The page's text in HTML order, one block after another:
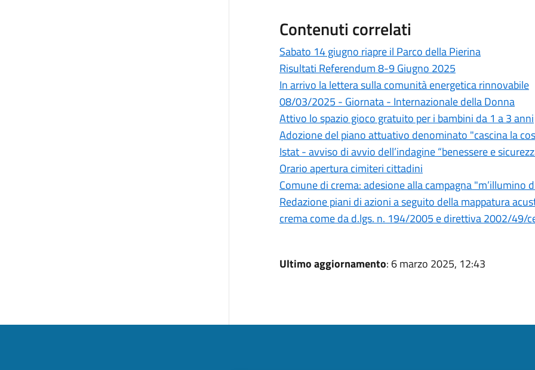
Contenuti correlati
Sabato 14 giugno riapre il Parco della Pierina
Risultati Referendum 8-9 Giugno 2025
In arrivo la lettera sulla comunità energetica rinnovabile
08/03/2025 - Giornata - Internazionale della Donna
Attivo lo spazio gioco gratuito per i bambini da 1 a 3 anni
Adozione del piano attuativo denominato "cascina la
Istat - avviso di avvio dell’indagine “benessere e
Orario apertura cimiteri cittadini
Comune di crema: adesione alla campagna "m’illumino
Redazione piani di azioni a seguito della mappatura
crema come da d.lgs. n. 194/2005 e direttiva 2002/49/
Ultimo aggiornamento: 6 marzo 2025, 12:43